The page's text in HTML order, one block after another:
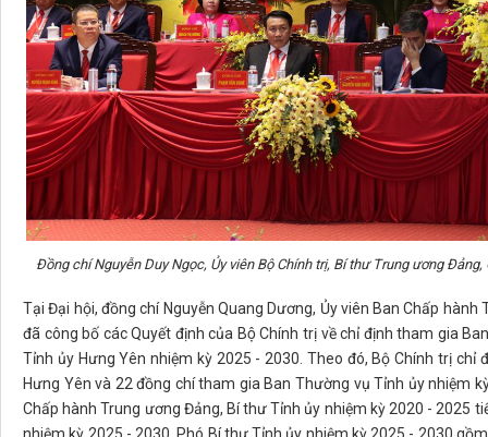
Đồng chí Nguyễn Duy Ngọc, Ủy viên Bộ Chính trị, Bí thư Trung ương Đảng,
Tại Đại hội, đồng chí Nguyễn Quang Dương, Ủy viên Ban Chấp
đã công bố các Quyết định của Bộ Chính trị về chỉ định tham gia
Tỉnh ủy Hưng Yên nhiệm kỳ 2025 - 2030. Theo đó, Bộ Chính trị
Hưng Yên và 22 đồng chí tham gia Ban Thường vụ Tỉnh ủy nhiệm
Chấp hành Trung ương Đảng, Bí thư Tỉnh ủy nhiệm kỳ 2020 - 2025